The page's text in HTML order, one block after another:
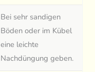
Bei sehr sandigen
Böden oder im Kübel
eine leichte
Nachdüngung geben.